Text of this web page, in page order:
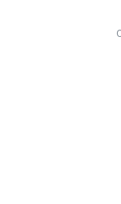
sucrées, salées